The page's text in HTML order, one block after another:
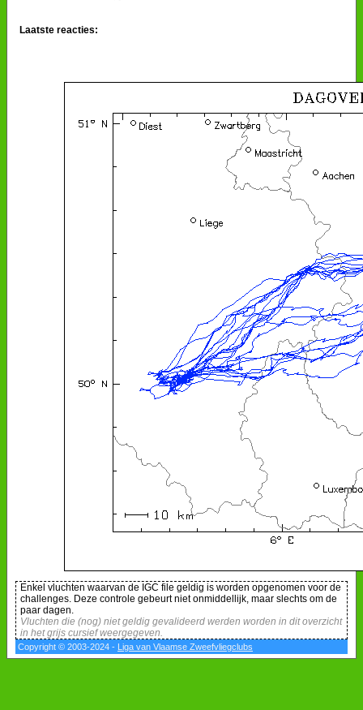
Laatste reacties:
Enkel vluchten waarvan de IGC file geldig is worden opgenomen voor de
challenges. Deze controle gebeurt niet onmiddellijk, maar slechts om de
paar dagen.
Vluchten die (nog) niet geldig gevalideerd werden worden in dit overzicht
in het grijs cursief weergegeven.
Copyright © 2003-2024 - Liga van Vlaamse Zweefvliegclubs